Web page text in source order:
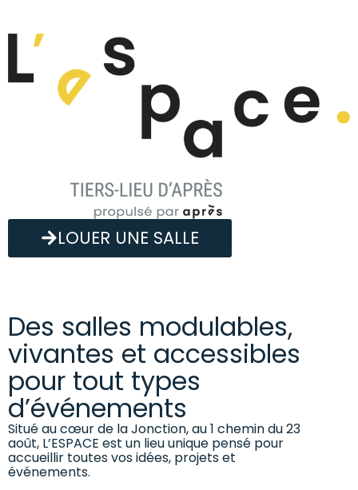
LOUER UNE SALLE
Des salles modulables,
vivantes et accessibles
pour tout types
d’événements
Situé au cœur de la Jonction, au 1 chemin du 23
août, L’ESPACE est un lieu unique pensé pour
accueillir toutes vos idées, projets et
événements.